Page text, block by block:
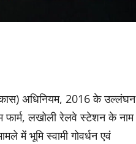
अधिनियम, 2016 के उल्लंघन
फार्म, लखोली रेलवे स्टेशन के नाम
में भूमि स्वामी गोवर्धन एवं